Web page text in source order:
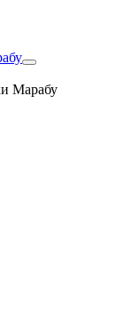
Марабу